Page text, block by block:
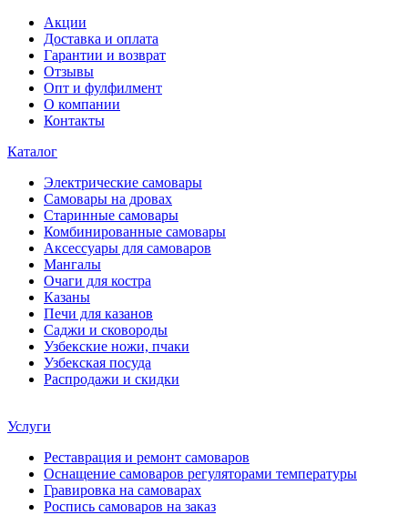
Акции
Доставка и оплата
Гарантии и возврат
Отзывы
Опт и фулфилмент
О компании
Контакты
Каталог
Электрические самовары
Cамовары на дровах
Старинные самовары
Комбинированные самовары
Аксессуары для самоваров
Мангалы
Очаги для костра
Казаны
Печи для казанов
Саджи и сковороды
Узбекские ножи, пчаки
Узбекская посуда
Распродажи и скидки
Услуги
Реставрация и ремонт самоваров
Оснащение самоваров регуляторами температуры
Гравировка на самоварах
Роспись самоваров на заказ